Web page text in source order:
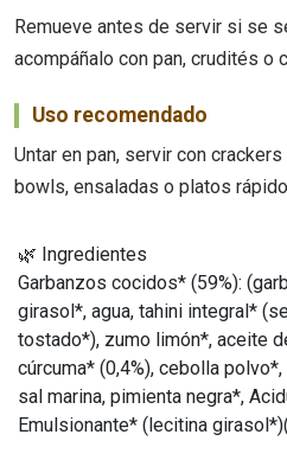
Remueve antes de servir si se
acompáñalo con pan, crudités o
Uso recomendado
Untar en pan, servir con
bowls, ensaladas o platos
🌿 Ingredientes
Garbanzos cocidos* (59%):
girasol*, agua, tahini integral*
tostado*), zumo limón*, aceite
cúrcuma* (0,4%), cebolla
sal marina, pimienta negra*,
Emulsionante* (lecitina